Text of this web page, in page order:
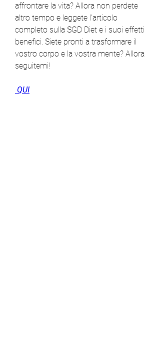
affrontare la vita? Allora non perdete
altro tempo e leggete l'articolo
completo sulla SGD Diet e i suoi effetti
benefici. Siete pronti a trasformare il
vostro corpo e la vostra mente? Allora
seguitemi!
QUI